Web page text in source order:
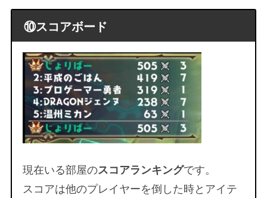
⑩スコアボード
現在いる部屋のスコアランキングです。
スコアは他のプレイヤーを倒した時とアイテ